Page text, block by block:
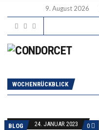
9. August 2026
WOCHENRÜCKBLICK
BLOG 24. JANUAR 2023 0